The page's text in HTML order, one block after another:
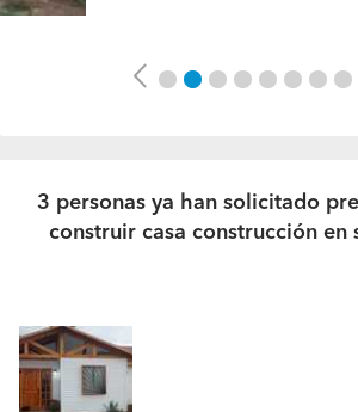
Previous
3 personas ya han solicitado
construir casa construcción en